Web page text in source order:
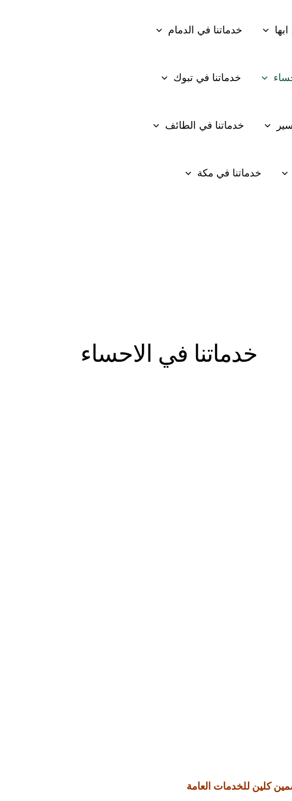
خدماتنا في الدمام
خدماتنا في تبوك
خدماتنا في الطائف
خدماتنا في مكة
خدماتنا في الاحساء
كلين للخدمات العامة